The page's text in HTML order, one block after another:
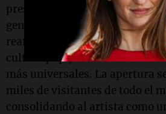
preservar su legado mientras
generaciones. Con esta
reafirmará su estatus como
cultura pop y rendirá tributo a
más universales. La apertura
miles de visitantes de todo el
consolidando al artista como